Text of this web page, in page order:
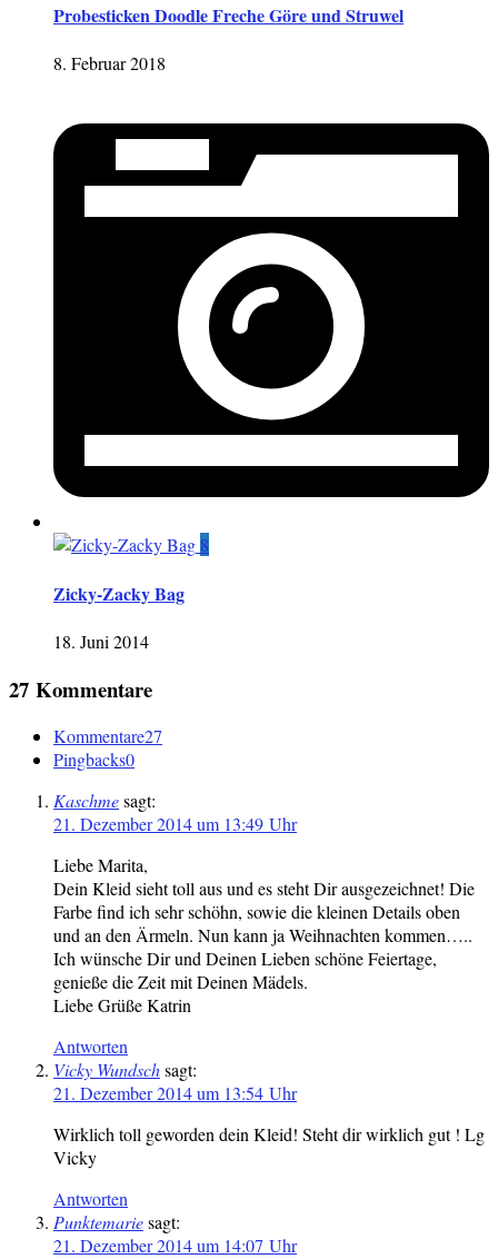
Probesticken Doodle Freche Göre und Struwel
8. Februar 2018
8
Zicky-Zacky Bag
18. Juni 2014
27 Kommentare
Kommentare27
Pingbacks0
Kaschmesagt:
21. Dezember 2014 um 13:49 Uhr
Liebe Marita,
Dein Kleid sieht toll aus und es steht Dir ausgezeichnet! Die
Farbe find ich sehr schöhn, sowie die kleinen Details oben
und an den Ärmeln. Nun kann ja Weihnachten kommen…..
Ich wünsche Dir und Deinen Lieben schöne Feiertage,
genieße die Zeit mit Deinen Mädels.
Liebe Grüße Katrin
Antworten
Vicky Wundschsagt:
21. Dezember 2014 um 13:54 Uhr
Wirklich toll geworden dein Kleid! Steht dir wirklich gut ! Lg
Vicky
Antworten
Punktemariesagt:
21. Dezember 2014 um 14:07 Uhr